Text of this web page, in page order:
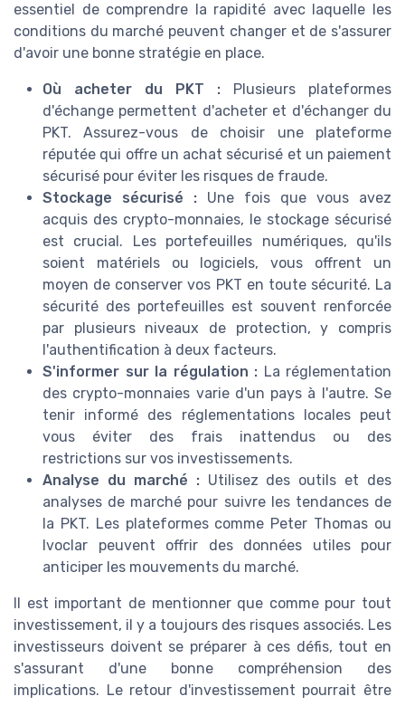
essentiel de comprendre la rapidité avec laquelle les
conditions du marché peuvent changer et de s'assurer
d'avoir une bonne stratégie en place.
Où acheter du PKT : Plusieurs plateformes
d'échange permettent d'acheter et d'échanger du
PKT. Assurez-vous de choisir une plateforme
réputée qui offre un achat sécurisé et un paiement
sécurisé pour éviter les risques de fraude.
Stockage sécurisé : Une fois que vous avez
acquis des crypto-monnaies, le stockage sécurisé
est crucial. Les portefeuilles numériques, qu'ils
soient matériels ou logiciels, vous offrent un
moyen de conserver vos PKT en toute sécurité. La
sécurité des portefeuilles est souvent renforcée
par plusieurs niveaux de protection, y compris
l'authentification à deux facteurs.
S'informer sur la régulation : La réglementation
des crypto-monnaies varie d'un pays à l'autre. Se
tenir informé des réglementations locales peut
vous éviter des frais inattendus ou des
restrictions sur vos investissements.
Analyse du marché :Utilisez des outils et des
analyses de marché pour suivre les tendances de
la PKT. Les plateformes comme Peter Thomas ou
Ivoclar peuvent offrir des données utiles pour
anticiper les mouvements du marché.
Il est important de mentionner que comme pour tout
investissement, il y a toujours des risques associés. Les
investisseurs doivent se préparer à ces défis, tout en
s'assurant d'une bonne compréhension des
implications. Le retour d'investissement pourrait être